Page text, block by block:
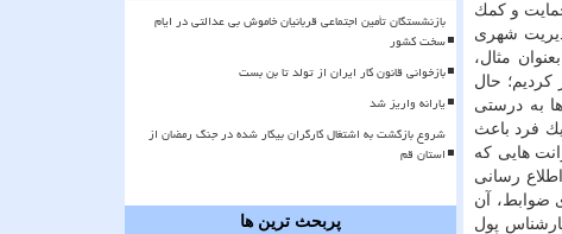
و كمك
شهری
مثال،
حال
به درستی
فرد باعث
هایی كه
رسانی
ضوابط، آن
پول
بازنشستگان تأمین اجتماعی قربانیان خاموش بی عدالتی در ایام
سخت کشور
بازخوانی قانون کار ایران از تولد تا بن بست
یارانه واریز شد
شروع بازگشت به اشتغال کارگران بیکار شده در جنگ رمضان از
استان قم
پربحث ترین ها